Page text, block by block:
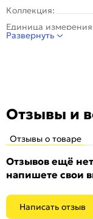
Коллекция:
Единица
Назначение:
Вес 1 штуки, кг:
Материал:
Рисунок:
Количество шт. в
Область
Морозоустойчивость:
Развернуть
Отзывы и
Отзывы о товаре
Отзывов ещё
напишете свои
Написать отзыв